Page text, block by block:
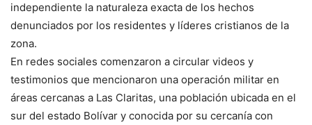
independiente la naturaleza exacta de los hechos
denunciados por los residentes y líderes cristianos de la
zona.
En redes sociales comenzaron a circular videos y
testimonios que mencionaron una operación militar en
áreas cercanas a Las Claritas, una población ubicada en el
sur del estado Bolívar y conocida por su cercanía con